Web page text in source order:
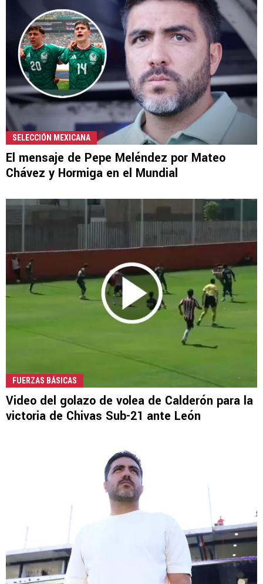
SELECCIÓN MEXICANA
El mensaje de Pepe Meléndez por Mateo
Chávez y Hormiga en el Mundial
FUERZAS BÁSICAS
Video del golazo de volea de Calderón para la
victoria de Chivas Sub-21 ante León